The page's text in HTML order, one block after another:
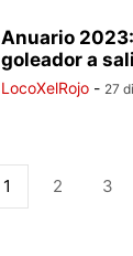
Anuario
goleador a
LocoXelRojo - 27
1 2 3